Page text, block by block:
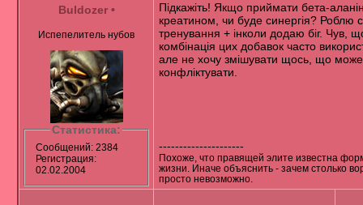
Buldozer •
Испепелитель нубов
Статистика:
Сообщений: 2384
Регистрация:
02.02.2004
Підкажіть! Якщо приймати бета-
креатином, чи буде синергія? Роблю
тренування + інколи додаю біг. Чув,
комбінація цих добавок часто
але не хочу змішувати щось, що може
конфліктувати.
---------------------
Похоже, что правящей элите известна
жизни. Иначе объяснить - зачем столько
просто невозможно.